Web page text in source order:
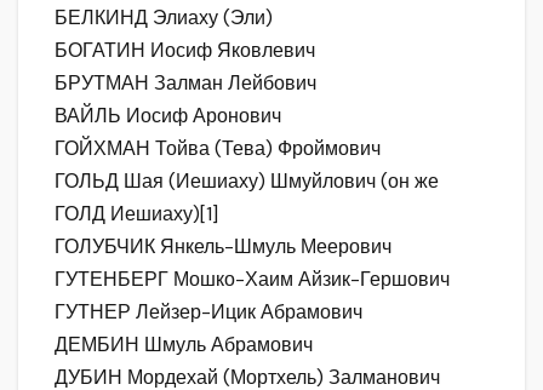
БЕЛКИНД Элиаху (Эли)
БОГАТИН Иосиф Яковлевич
БРУТМАН Залман Лейбович
ВАЙЛЬ Иосиф Аронович
ГОЙХМАН Тойва (Тева) Фроймович
ГОЛЬД Шая (Иешиаху) Шмуйлович (он же
ГОЛД Иешиаху)[1]
ГОЛУБЧИК Янкель-Шмуль Меерович
ГУТЕНБЕРГ Мошко-Хаим Айзик-Гершович
ГУТНЕР Лейзер-Ицик Абрамович
ДЕМБИН Шмуль Абрамович
ДУБИН Мордехай (Мортхель) Залманович